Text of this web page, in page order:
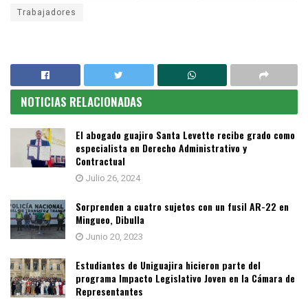
Trabajadores
NOTICIAS RELACIONADAS
El abogado guajiro Santa Levette recibe grado como
especialista en Derecho Administrativo y
Contractual
Julio 26, 2024
Sorprenden a cuatro sujetos con un fusil AR-22 en
Mingueo, Dibulla
Junio 20, 2023
Estudiantes de Uniguajira hicieron parte del
programa Impacto Legislativo Joven en la Cámara de
Representantes